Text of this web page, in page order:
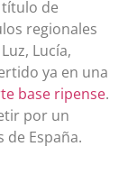
título de
regionales
Lucía,
ya en una
base ripense.
por un
España.